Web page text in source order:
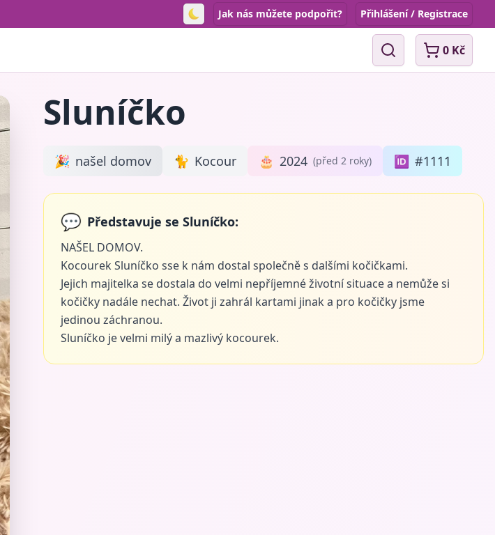
Toggle theme
Jak nás můžete podpořit? Přihlášení / Registrace
Vyhledávání0 Kč
Sluníčko
🎉 našel domov 🐈 Kocour 🎂 2024 (před 2 roky) 🆔 #1111
💬 Představuje se Sluníčko:
NAŠEL DOMOV.
Kocourek Sluníčko sse k nám dostal společně s dalšími kočičkami.
Jejich majitelka se dostala do velmi nepříjemné životní situace a nemůže si
kočičky nadále nechat. Život ji zahrál kartami jinak a pro kočičky jsme
jedinou záchranou.
Sluníčko je velmi milý a mazlivý kocourek.